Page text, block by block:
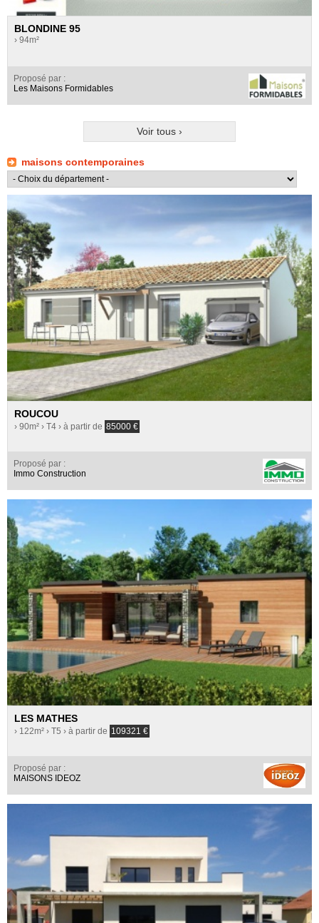
BLONDINE 95
› 94m²
Proposé par :
Les Maisons Formidables
Voir tous ›
maisons contemporaines
ROUCOU
› 90m² › T4 › à partir de 85000 €
Proposé par :
Immo Construction
LES MATHES
› 122m² › T5 › à partir de 109321 €
Proposé par :
MAISONS IDEOZ